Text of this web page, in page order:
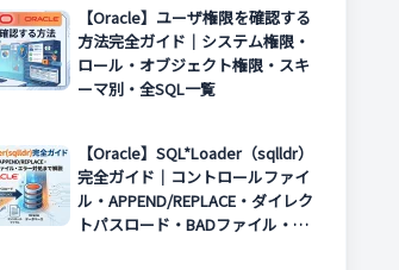
【Oracle】ユーザ権限を確認する
方法完全ガイド｜システム権限・
ロール・オブジェクト権限・スキ
ーマ別・全SQL一覧
【Oracle】SQL*Loader（sqlldr）
完全ガイド｜コントロールファイ
ル・APPEND/REPLACE・ダイレク
トパスロード・BADファイル・エ